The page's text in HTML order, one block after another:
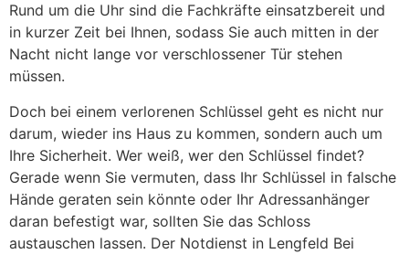
Rund um die Uhr sind die Fachkräfte einsatzbereit und
in kurzer Zeit bei Ihnen, sodass Sie auch mitten in der
Nacht nicht lange vor verschlossener Tür stehen
müssen.
Doch bei einem verlorenen Schlüssel geht es nicht nur
darum, wieder ins Haus zu kommen, sondern auch um
Ihre Sicherheit. Wer weiß, wer den Schlüssel findet?
Gerade wenn Sie vermuten, dass Ihr Schlüssel in falsche
Hände geraten sein könnte oder Ihr Adressanhänger
daran befestigt war, sollten Sie das Schloss
austauschen lassen. Der Notdienst in Lengfeld Bei